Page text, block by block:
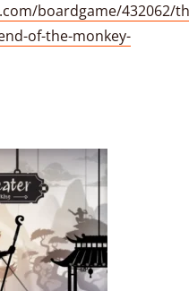
boardgame/432062/
of-the-monkey-